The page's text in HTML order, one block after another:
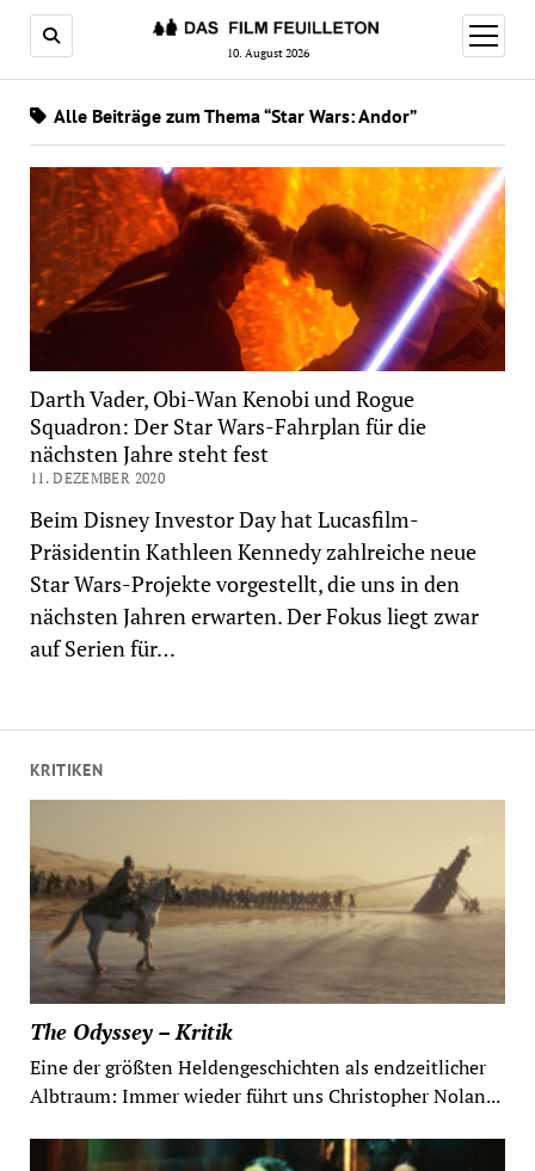
10. August 2026
Menü
öffnen
KRITIKEN
The Odyssey – Kritik
Eine der größten Heldengeschichten als endzeitlicher
Albtraum: Immer wieder führt uns Christopher Nolan...
Alle Beiträge zum Thema “Star Wars: Andor”
Darth Vader, Obi-Wan Kenobi und Rogue
Squadron: Der Star Wars-Fahrplan für die
nächsten Jahre steht fest
11. DEZEMBER 2020
Beim Disney Investor Day hat Lucasfilm-
Präsidentin Kathleen Kennedy zahlreiche neue
Star Wars-Projekte vorgestellt, die uns in den
nächsten Jahren erwarten. Der Fokus liegt zwar
auf Serien für…